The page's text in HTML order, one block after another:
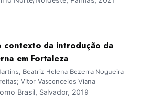
contexto da introdução da
em Fortaleza
Beatriz Helena Bezerra Nogueira
Vitor Vasconcelos Viana
Brasil, Salvador, 2019